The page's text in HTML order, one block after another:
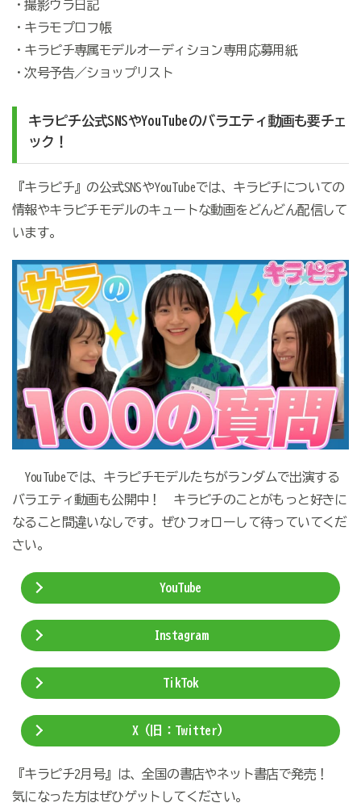
・撮影ウラ日記
・キラモプロフ帳
・キラピチ専属モデルオーディション専用応募用紙
・次号予告／ショップリスト
キラピチ公式SNSやYouTubeのバラエティ動画も要チェ
ック！
『キラピチ』の公式SNSやYouTubeでは、キラピチについての
情報やキラピチモデルのキュートな動画をどんどん配信して
います。
YouTubeでは、キラピチモデルたちがランダムで出演する
バラエティ動画も公開中！ キラピチのことがもっと好きに
なること間違いなしです。ぜひフォローして待っていてくだ
さい。
YouTube
Instagram
TikTok
X（旧：Twitter）
『キラピチ2月号』は、全国の書店やネット書店で発売！
気になった方はぜひゲットしてください。